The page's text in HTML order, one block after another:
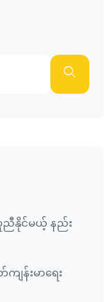
ညီနိုင်မယ့် နည်း
ျန်းမာရေး